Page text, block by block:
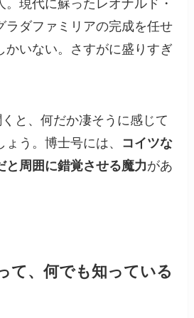
現代に蘇ったレオナルド・
ラダファミリアの完成を任せ
かいない。さすがに盛りすぎ
くと、何だか凄そうに感じて
う。博士号には、 コイツな
と周囲に錯覚させる魔力があ
て、何でも知っている